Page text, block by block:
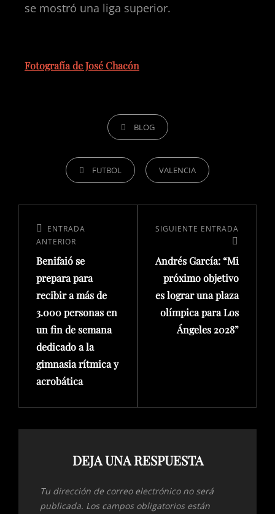
se mostró una liga superior.
Fotografía de José Chacón
BLOG
FUTBOL VALENCIA
ENTRADA
ANTERIOR
Benifaió se
prepara para
recibir a más de
3.000 personas en
un fin de semana
dedicado a la
gimnasia rítmica y
acrobática
SIGUIENTE ENTRADA
Andrés García: “Mi
próximo objetivo
es lograr una plaza
olímpica para Los
Ángeles 2028”
DEJA UNA RESPUESTA
Tu dirección de correo electrónico no será
publicada. Los campos obligatorios están